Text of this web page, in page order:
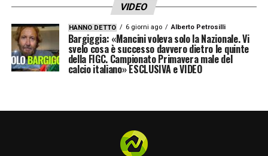
VIDEO
HANNO DETTO 6 giorni ago Alberto Petrosilli
Bargiggia: «Mancini voleva solo la Nazionale. Vi
svelo cosa è successo davvero dietro le quinte
della FIGC. Campionato Primavera male del
calcio italiano» ESCLUSIVA e VIDEO